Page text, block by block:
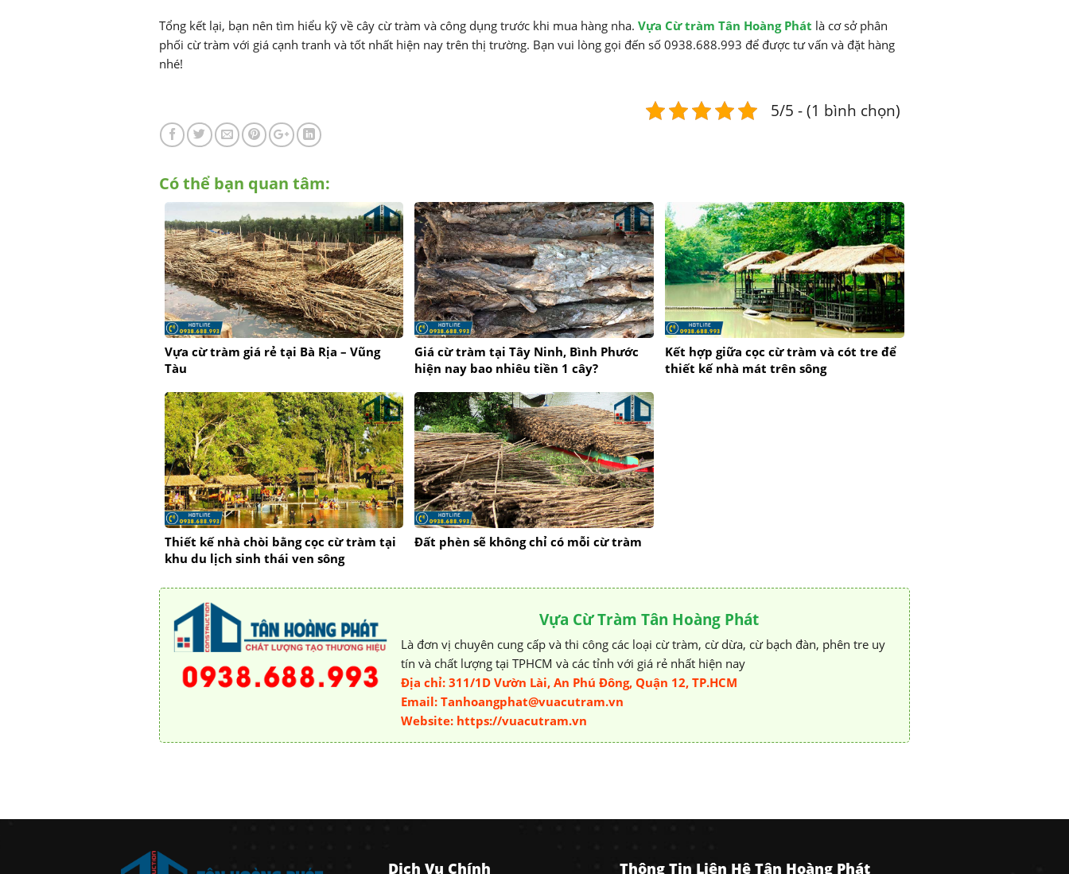
Tổng kết lại, bạn nên tìm hiểu kỹ về cây cừ tràm và công dụng trước khi mua hàng nha. Vựa Cừ tràm Tân Hoàng Phát là cơ sở phân
phối cừ tràm với giá cạnh tranh và tốt nhất hiện nay trên thị trường. Bạn vui lòng gọi đến số 0938.688.993 để được tư vấn và đặt hàng
nhé!
5/5 - (1 bình chọn)
Có thể bạn quan tâm:
Vựa cừ tràm giá rẻ tại Bà Rịa – Vũng
Tàu
Giá cừ tràm tại Tây Ninh, Bình Phước
hiện nay bao nhiêu tiền 1 cây?
Kết hợp giữa cọc cừ tràm và cót tre để
thiết kế nhà mát trên sông
Thiết kế nhà chòi bằng cọc cừ tràm tại
khu du lịch sinh thái ven sông
Đất phèn sẽ không chỉ có mỗi cừ tràm
Vựa Cừ Tràm Tân Hoàng Phát
Là đơn vị chuyên cung cấp và thi công các loại cừ tràm, cừ dừa, cừ bạch đàn, phên tre uy
tín và chất lượng tại TPHCM và các tỉnh với giá rẻ nhất hiện nay
Địa chỉ: 311/1D Vườn Lài, An Phú Đông, Quận 12, TP.HCM
Email: Tanhoangphat@vuacutram.vn
Website: https://vuacutram.vn
Dịch Vụ Chính Thông Tin Liên Hệ Tân Hoàng Phát